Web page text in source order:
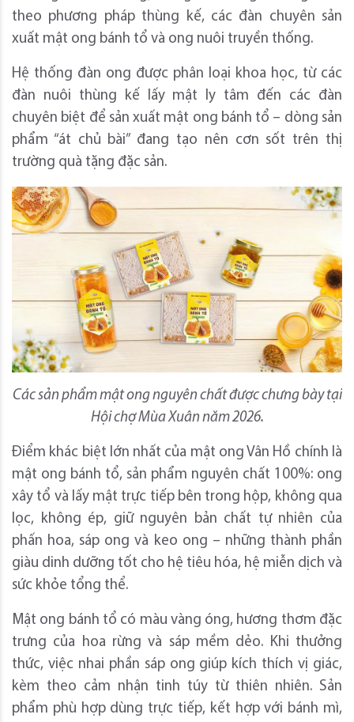
theo phương pháp thùng kế, các đàn chuyên sản
xuất mật ong bánh tổ và ong nuôi truyền thống.
Hệ thống đàn ong được phân loại khoa học, từ các
đàn nuôi thùng kế lấy mật ly tâm đến các đàn
chuyên biệt để sản xuất mật ong bánh tổ – dòng sản
phẩm “át chủ bài” đang tạo nên cơn sốt trên thị
trường quà tặng đặc sản.
Các sản phẩm mật ong nguyên chất được chưng bày tại
Hội chợ Mùa Xuân năm 2026.
Điểm khác biệt lớn nhất của mật ong Vân Hồ chính là
mật ong bánh tổ, sản phẩm nguyên chất 100%: ong
xây tổ và lấy mật trực tiếp bên trong hộp, không qua
lọc, không ép, giữ nguyên bản chất tự nhiên của
phấn hoa, sáp ong và keo ong – những thành phần
giàu dinh dưỡng tốt cho hệ tiêu hóa, hệ miễn dịch và
sức khỏe tổng thể.
Mật ong bánh tổ có màu vàng óng, hương thơm đặc
trưng của hoa rừng và sáp mềm dẻo. Khi thưởng
thức, việc nhai phần sáp ong giúp kích thích vị giác,
kèm theo cảm nhận tinh túy từ thiên nhiên. Sản
phẩm phù hợp dùng trực tiếp, kết hợp với bánh mì,